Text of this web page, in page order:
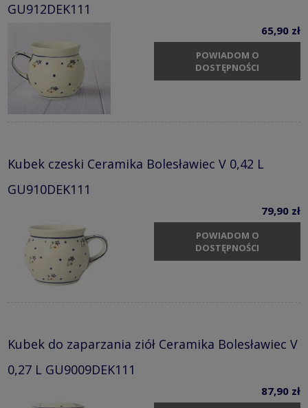
GU912DEK111
65,90 zł
POWIADOM O
DOSTĘPNOŚCI
Kubek czeski Ceramika Bolesławiec V 0,42 L
GU910DEK111
79,90 zł
POWIADOM O
DOSTĘPNOŚCI
Kubek do zaparzania ziół Ceramika Bolesławiec V
0,27 L GU9009DEK111
87,90 zł